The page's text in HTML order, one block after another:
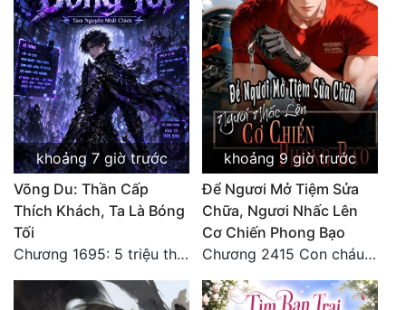
khoảng 7 giờ trước
Võng Du: Thần Cấp
Thích Khách, Ta Là Bóng
Tối
Chương 1695: 5 triệu thế giới bản gốc, cũng không thể giết chết ta!
khoảng 9 giờ trước
Để Ngươi Mở Tiệm Sửa
Chữa, Ngươi Nhấc Lên
Cơ Chiến Phong Bạo
Chương 2415 Con cháu bất hiếu!! Mời cùng lên đường!!